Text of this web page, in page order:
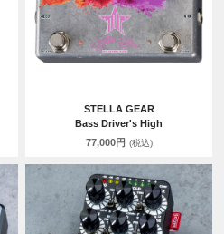
STELLA GEAR
Bass Driver's High
77,000円 (税込)